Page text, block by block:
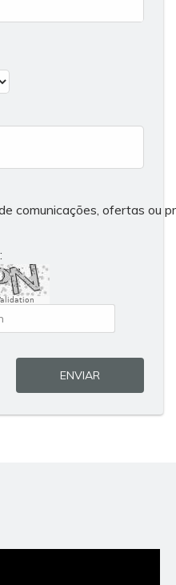
comunicações, ofertas ou
ENVIAR